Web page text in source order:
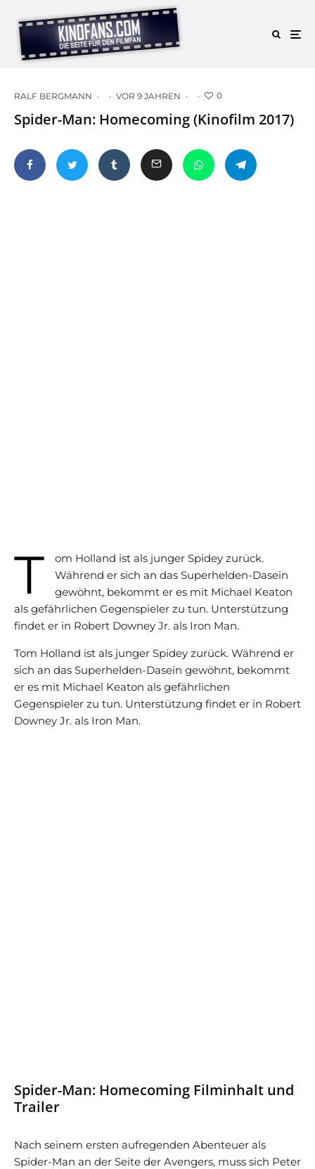
RALF BERGMANN · · VOR 9 JAHREN · · 0
Spider-Man: Homecoming (Kinofilm 2017)
T
om Holland ist als junger Spidey zurück.
Während er sich an das Superhelden-Dasein
gewöhnt, bekommt er es mit Michael Keaton
als gefährlichen Gegenspieler zu tun. Unterstützung
findet er in Robert Downey Jr. als Iron Man.
Tom Holland ist als junger Spidey zurück. Während er
sich an das Superhelden-Dasein gewöhnt, bekommt
er es mit Michael Keaton als gefährlichen
Gegenspieler zu tun. Unterstützung findet er in Robert
Downey Jr. als Iron Man.
Spider-Man: Homecoming Filminhalt und
Trailer
Nach seinem ersten aufregenden Abenteuer als
Spider-Man an der Seite der Avengers, muss sich Peter